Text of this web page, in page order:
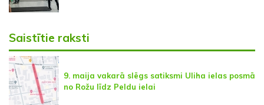
Saistītie raksti
9. maija vakarā slēgs satiksmi Uliha ielas posmā
no Rožu līdz Peldu ielai